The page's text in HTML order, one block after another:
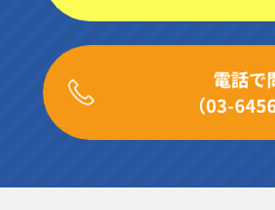
電話で
（03-